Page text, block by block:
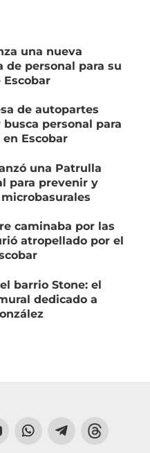
una nueva
de personal para su
de autopartes
personal para
Escobar
una Patrulla
para prevenir y
caminaba por las
atropellado por el
barrio Stone: el
dedicado a